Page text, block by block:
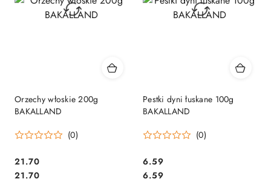
Orzechy włoskie 200g
BAKALLAND
(0)
Cena:
21.70
Cena:
21.70
Pestki dyni łuskane 100g
BAKALLAND
(0)
Cena:
6.59
Cena:
6.59